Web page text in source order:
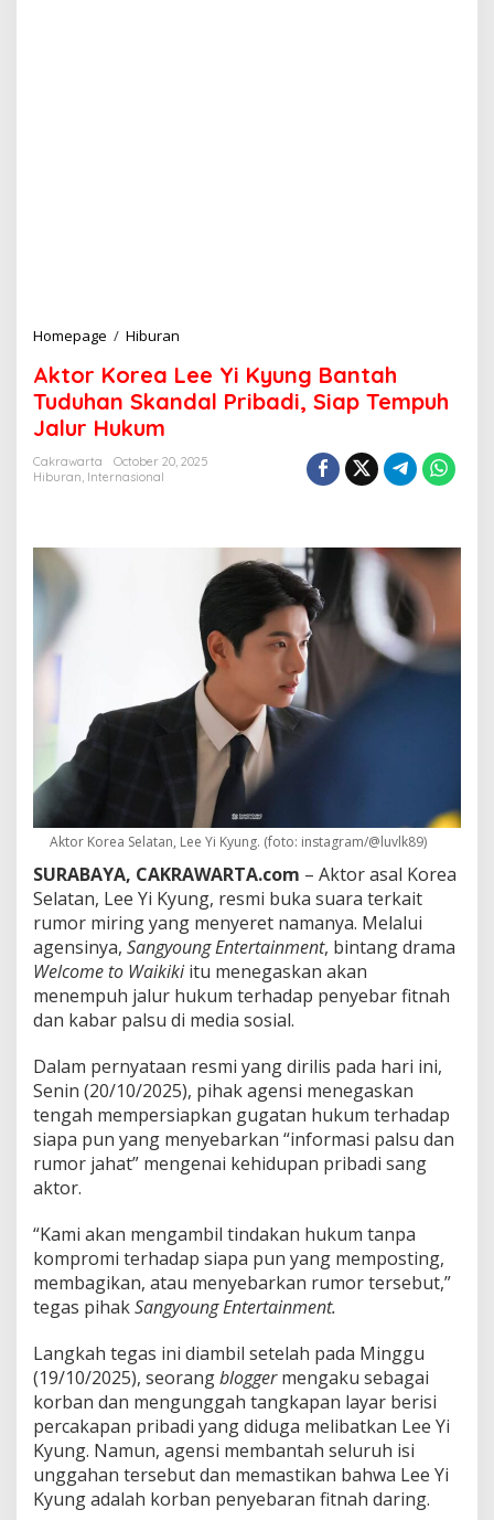
Homepage / Hiburan
t
o
r
o
n
h
T
u
d
u
h
a
n
S
k
a
d
a
l
r
i
d
,
S
i
p
e
m
p
u
h
J
a
Aktor Korea Lee Yi Kyung Bantah
Tuduhan Skandal Pribadi, Siap Tempuh
Jalur Hukum
Cakrawarta
October 20, 2025
Hiburan, Internasional
Aktor Korea Selatan, Lee Yi Kyung. (foto: instagram/@luvlk89)
SURABAYA, CAKRAWARTA.com – Aktor asal Korea
Selatan, Lee Yi Kyung, resmi buka suara terkait
rumor miring yang menyeret namanya. Melalui
agensinya, Sangyoung Entertainment, bintang drama
Welcome to Waikikiitu menegaskan akan
menempuh jalur hukum terhadap penyebar fitnah
dan kabar palsu di media sosial.
Dalam pernyataan resmi yang dirilis pada hari ini,
Senin (20/10/2025), pihak agensi menegaskan
tengah mempersiapkan gugatan hukum terhadap
siapa pun yang menyebarkan “informasi palsu dan
rumor jahat” mengenai kehidupan pribadi sang
aktor.
“Kami akan mengambil tindakan hukum tanpa
kompromi terhadap siapa pun yang memposting,
membagikan, atau menyebarkan rumor tersebut,”
tegas pihakSangyoung Entertainment.
Langkah tegas ini diambil setelah pada Minggu
(19/10/2025), seorangbloggermengaku sebagai
korban dan mengunggah tangkapan layar berisi
percakapan pribadi yang diduga melibatkan Lee Yi
Kyung. Namun, agensi membantah seluruh isi
unggahan tersebut dan memastikan bahwa Lee Yi
Kyung adalah korban penyebaran fitnah daring.